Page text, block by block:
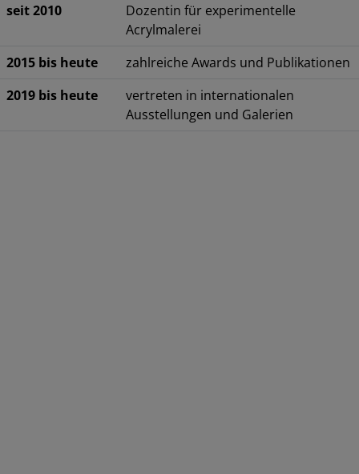
seit 2010
Dozentin für experimentelle
Acrylmalerei
2015 bis heute
zahlreiche Awards und Publikationen
2019 bis heute
vertreten in internationalen
Ausstellungen und Galerien